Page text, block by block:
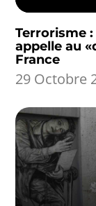
Terrorisme :
appelle au
France
29 Octobre